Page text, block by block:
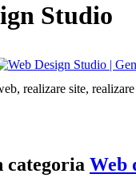
Studio
realizare site,
categoria Web